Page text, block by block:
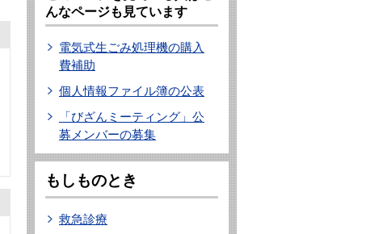
んなページも見ています
電気式生ごみ処理機の購入
費補助
個人情報ファイル簿の公表
「びざんミーティング」公
募メンバーの募集
もしものとき
救急診療